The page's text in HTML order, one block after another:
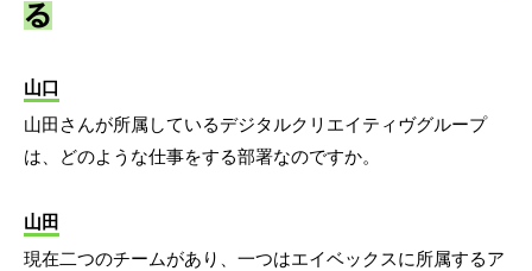
る
山口
山田さんが所属しているデジタルクリエイティヴグループ
は、どのような仕事をする部署なのですか。
山田
現在二つのチームがあり、一つはエイベックスに所属するア